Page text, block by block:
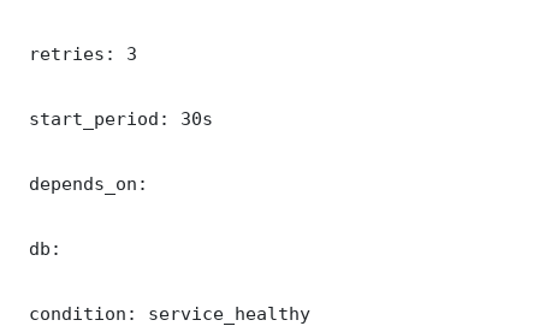
retries: 3
start_period: 30s
depends_on:
db:
condition: service_healthy